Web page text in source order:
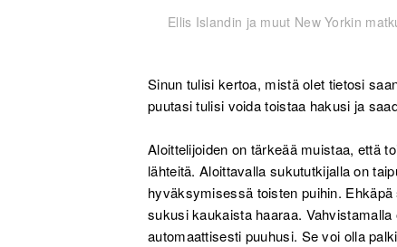
Ellis Islandin ja muut New Yorkin
Sinun tulisi kertoa, mistä olet tietosi
puutasi tulisi voida toistaa hakusi ja
Aloittelijoiden on tärkeää muistaa, että
lähteitä. Aloittavalla sukututkijalla on
hyväksymisessä toisten puihin.
sukusi kaukaista haaraa.
automaattisesti puuhusi. Se voi olla